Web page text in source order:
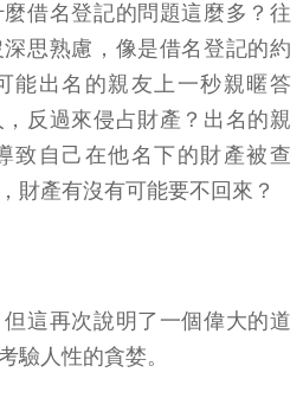
借名登記的問題這麼多？往
思熟慮，像是借名登記的約
能出名的親友上一秒親暱答
反過來侵占財產？出名的親
致自己在他名下的財產被查
財產有沒有可能要不回來？
這再次說明了一個偉大的道
驗人性的貪婪。